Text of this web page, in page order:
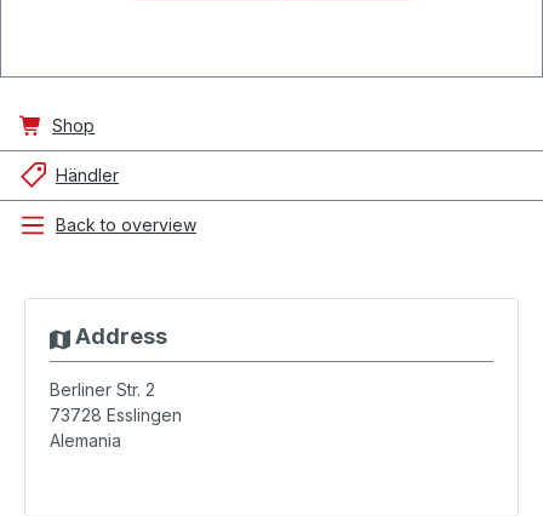
Shop
Händler
Back to overview
Address
Berliner Str. 2
73728 Esslingen
Alemania